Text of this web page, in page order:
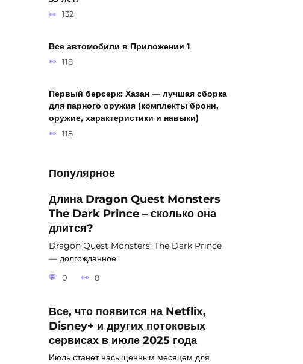
132
Все автомобили в Приложении 1
118
Первый берсерк: Хазан — лучшая сборка
для парного оружия (комплекты брони,
оружие, характеристики и навыки)
118
Популярное
Длина Dragon Quest Monsters
The Dark Prince – сколько она
длится?
Dragon Quest Monsters: The Dark Prince
— долгожданное
0 8
Все, что появится на Netflix,
Disney+ и других потоковых
сервисах в июле 2025 года
Июль станет насыщенным месяцем для